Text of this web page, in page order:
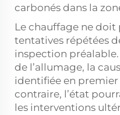
carbonés dans la
Le chauffage ne doit
tentatives répétées
inspection préalable.
de l’allumage, la
identifiée en premier
contraire, l’état
les interventions